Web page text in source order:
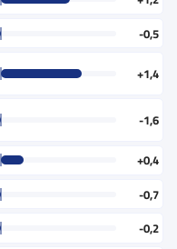
-0,5
+1,4
-1,6
+0,4
-0,7
-0,2